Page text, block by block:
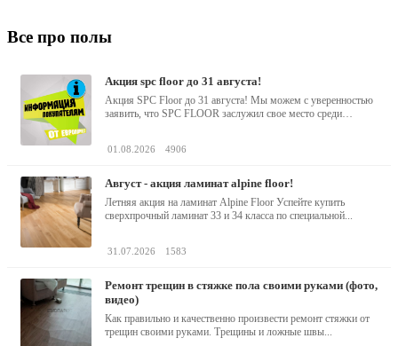
Все про полы
акция spc floor до 31 августа!
Акция SPC Floor до 31 августа! Мы можем с уверенностью
заявить, что SPC FLOOR заслужил свое место среди
01.08.2026 4906
август - акция ламинат alpine floor!
Летняя акция на ламинат Alpine Floor Успейте купить
сверхпрочный ламинат 33 и 34 класса по специальной...
31.07.2026 1583
ремонт трещин в стяжке пола своими руками (фото,
видео)
Как правильно и качественно произвести ремонт стяжки от
трещин своими руками. Трещины и ложные швы...